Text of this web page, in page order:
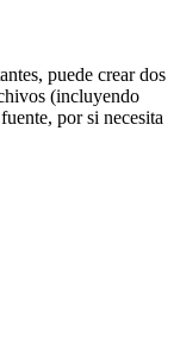
puede crear dos
(incluyendo
por si necesita